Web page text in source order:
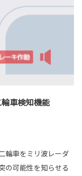
車検知機能
輪車をミリ波レーダ
の可能性を知らせる